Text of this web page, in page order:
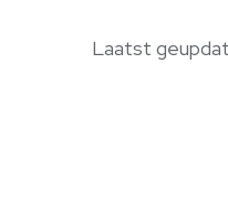
Laatst